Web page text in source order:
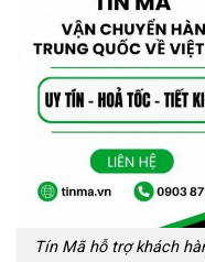
Tín Mã hỗ trợ khách